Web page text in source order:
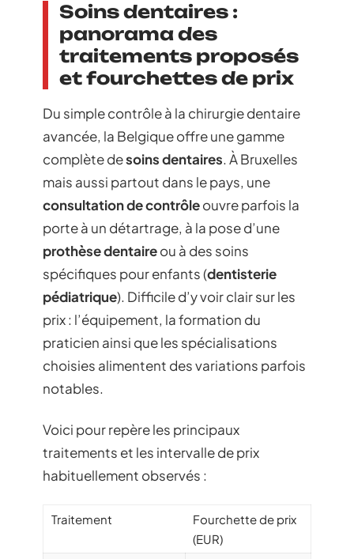
Soins dentaires :
panorama des
traitements proposés
et fourchettes de prix
Du simple contrôle à la chirurgie dentaire
avancée, la Belgique offre une gamme
complète desoins dentaires. À Bruxelles
mais aussi partout dans le pays, une
consultation de contrôleouvre parfois la
porte à un détartrage, à la pose d’une
prothèse dentaireou à des soins
spécifiques pour enfants (dentisterie
pédiatrique). Difficile d’y voir clair sur les
prix : l’équipement, la formation du
praticien ainsi que les spécialisations
choisies alimentent des variations parfois
notables.
Voici pour repère les principaux
traitements et les intervalle de prix
habituellement observés :
Traitement
Fourchette de prix
(EUR)